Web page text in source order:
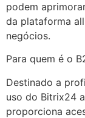
podem
da plataforma
negócios.​
Para quem é o
Destinado a
uso do Bitrix24
proporciona